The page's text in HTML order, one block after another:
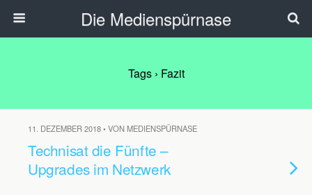
Die Medienspürnase
Tags › Fazit
11. DEZEMBER 2018 • VON MEDIENSPÜRNASE
Technisat die Fünfte –
Upgrades im Netzwerk